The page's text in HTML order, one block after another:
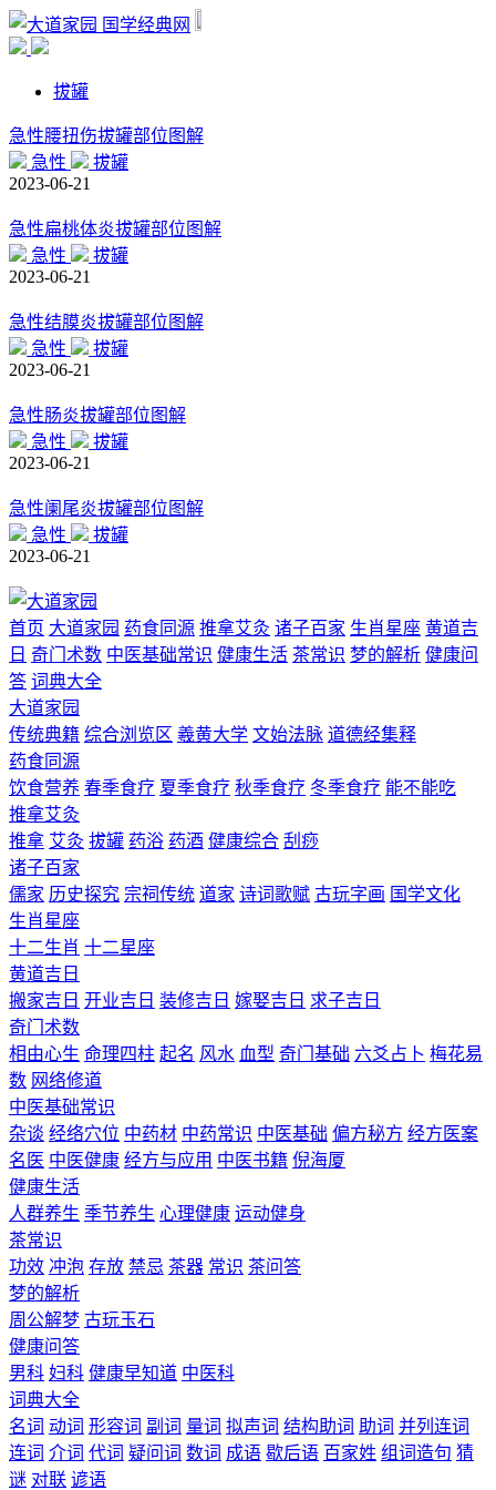
国学经典网
拔罐
急性腰扭伤拔罐部位图解
急性
拔罐
2023-06-21
急性扁桃体炎拔罐部位图解
急性
拔罐
2023-06-21
急性结膜炎拔罐部位图解
急性
拔罐
2023-06-21
急性肠炎拔罐部位图解
急性
拔罐
2023-06-21
急性阑尾炎拔罐部位图解
急性
拔罐
2023-06-21
首页 大道家园 药食同源 推拿艾灸 诸子百家 生肖星座 黄道吉
日 奇门术数 中医基础常识 健康生活 茶常识 梦的解析 健康问
答 词典大全
大道家园
传统典籍 综合浏览区 羲黄大学 文始法脉 道德经集释
药食同源
饮食营养 春季食疗 夏季食疗 秋季食疗 冬季食疗 能不能吃
推拿艾灸
推拿 艾灸 拔罐 药浴 药酒 健康综合 刮痧
诸子百家
儒家 历史探究 宗祠传统 道家 诗词歌赋 古玩字画 国学文化
生肖星座
十二生肖 十二星座
黄道吉日
搬家吉日 开业吉日 装修吉日 嫁娶吉日 求子吉日
奇门术数
相由心生 命理四柱 起名 风水 血型 奇门基础 六爻占卜 梅花易
数 网络修道
中医基础常识
杂谈 经络穴位 中药材 中药常识 中医基础 偏方秘方 经方医案
名医 中医健康 经方与应用 中医书籍 倪海厦
健康生活
人群养生 季节养生 心理健康 运动健身
茶常识
功效 冲泡 存放 禁忌 茶器 常识 茶问答
梦的解析
周公解梦 古玩玉石
健康问答
男科 妇科 健康早知道 中医科
词典大全
名词 动词 形容词 副词 量词 拟声词 结构助词 助词 并列连词
连词 介词 代词 疑问词 数词 成语 歇后语 百家姓 组词造句 猜
谜 对联 谚语